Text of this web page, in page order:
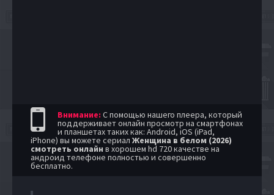
Внимание: С помощью нашего плеера, который
поддерживает онлайн просмотр на смартфонах
и планшетах таких как: Android, iOS (iPad,
iPhone) вы можете сериал Женщина в белом (2026)
смотреть онлайн в хорошем hd 720 качестве на
андроид телефоне полностью и совершенно
бесплатно.